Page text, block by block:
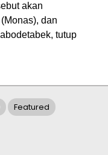
akan
dan
tutup
Featured